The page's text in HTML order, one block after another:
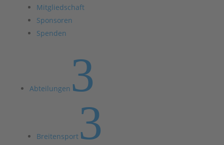
Mitgliedschaft
Sponsoren
Spenden
Abteilungen 3
Breitensport3